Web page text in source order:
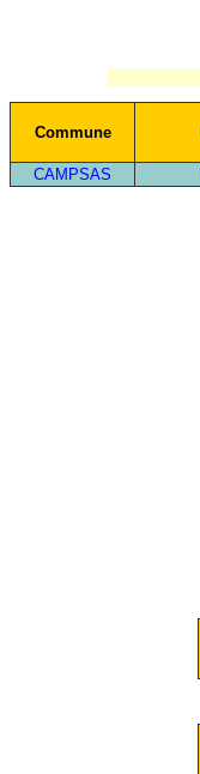
Commune
CAMPSAS